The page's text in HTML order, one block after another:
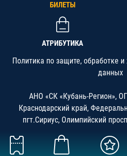
БИЛЕТЫ
АТРИБУТИКА
Политика по защите, обработке
данных
АНО «СК «Кубань-Регион»,
Краснодарский край,
пгт.Сириус, Олимпийский